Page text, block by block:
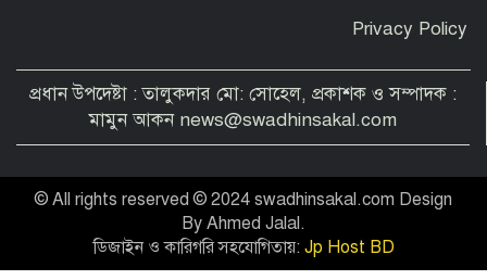
দলিল লাগবে
খেলাধুলায় ‘চ্যাম্পিয়ন’ ফিলিস্তিনি কিশোরকে
মরতে হলো খাবারের অভাবে
Privacy Policy
প্রধান উপদেষ্টা : তালুকদার মো: সোহেল, প্রকাশক ও সম্পাদক :
মামুন আকন news@swadhinsakal.com
© All rights reserved © 2024 swadhinsakal.com Design
By Ahmed Jalal.
ডিজাইন ও কারিগরি সহযোগিতায়: Jp Host BD